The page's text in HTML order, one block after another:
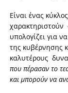
Είναι ένας
χαρακτηριστούν
υπολογίζει για
της κυβέρνησης
καλυτέρους
που πέρασαν το
και μπορούν να